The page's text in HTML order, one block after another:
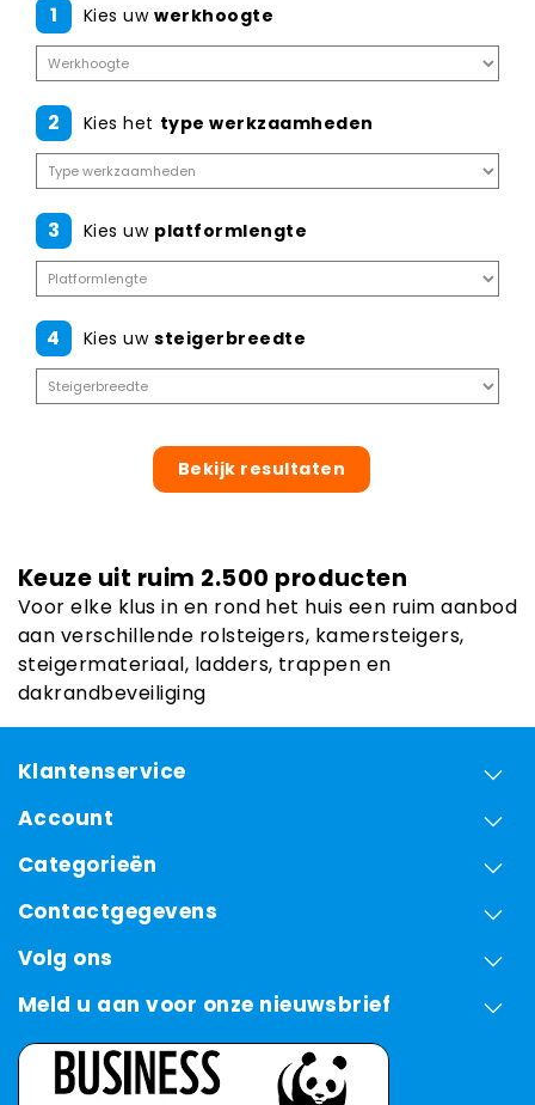
1 Kies uw werkhoogte
2 Kies het type werkzaamheden
3 Kies uw platformlengte
4 Kies uw steigerbreedte
Bekijk resultaten
Keuze uit ruim 2.500 producten
Voor elke klus in en rond het huis een ruim aanbod
aan verschillende rolsteigers, kamersteigers,
steigermateriaal, ladders, trappen en
dakrandbeveiliging
Klantenservice
Account
Categorieën
Contactgegevens
Volg ons
Meld u aan voor onze nieuwsbrief